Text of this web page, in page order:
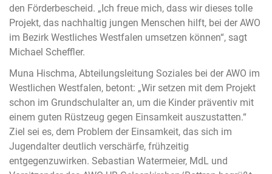
den Förderbescheid. „Ich freue mich, dass wir dieses tolle
Projekt, das nachhaltig jungen Menschen hilft, bei der AWO
im Bezirk Westliches Westfalen umsetzen können“, sagt
Michael Scheffler.
Muna Hischma, Abteilungsleitung Soziales bei der AWO im
Westlichen Westfalen, betont: „Wir setzen mit dem Projekt
schon im Grundschulalter an, um die Kinder präventiv mit
einem guten Rüstzeug gegen Einsamkeit auszustatten.“
Ziel sei es, dem Problem der Einsamkeit, das sich im
Jugendalter deutlich verschärfe, frühzeitig
entgegenzuwirken. Sebastian Watermeier, MdL und